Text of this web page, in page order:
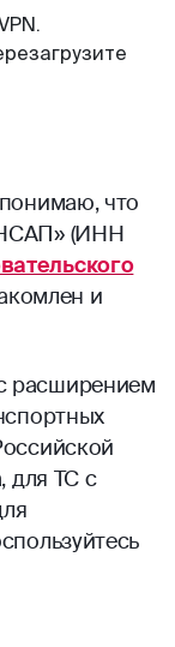
что
(ИНН
и
расширением
для ТС с